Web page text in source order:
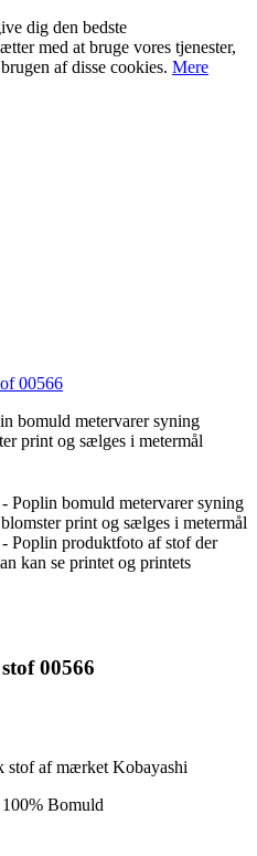
dig den bedste
med at bruge vores tjenester,
af disse cookies. Mere
00566
00566
stof af mærket Kobayashi
Bomuld